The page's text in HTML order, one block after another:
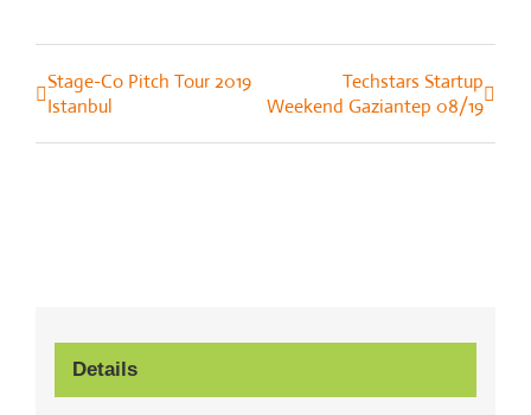
Event
Navigation
Stage-Co Pitch Tour 2019
Istanbul
Techstars Startup
Weekend Gaziantep 08/19
Details